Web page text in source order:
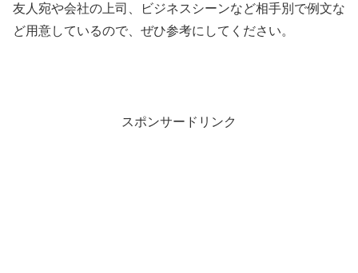
友人宛や会社の上司、ビジネスシーンなど相手別で例文な
ど用意しているので、ぜひ参考にしてください。
スポンサードリンク